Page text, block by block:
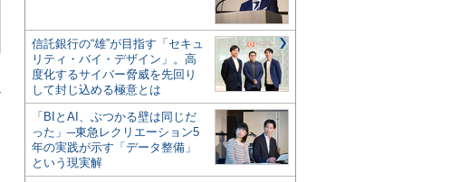
信託銀行の“雄”が目指す「セキュ
リティ・バイ・デザイン」。高
度化するサイバー脅威を先回り
して封じ込める極意とは
「BIとAI、ぶつかる壁は同じだ
った」─東急レクリエーション5
年の実践が示す「データ整備」
という現実解